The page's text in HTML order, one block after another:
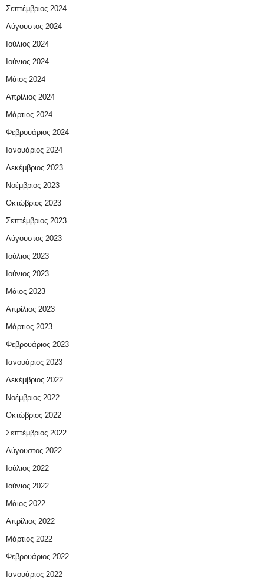
Σεπτέμβριος 2024
Αύγουστος 2024
Ιούλιος 2024
Ιούνιος 2024
Μάιος 2024
Απρίλιος 2024
Μάρτιος 2024
Φεβρουάριος 2024
Ιανουάριος 2024
Δεκέμβριος 2023
Νοέμβριος 2023
Οκτώβριος 2023
Σεπτέμβριος 2023
Αύγουστος 2023
Ιούλιος 2023
Ιούνιος 2023
Μάιος 2023
Απρίλιος 2023
Μάρτιος 2023
Φεβρουάριος 2023
Ιανουάριος 2023
Δεκέμβριος 2022
Νοέμβριος 2022
Οκτώβριος 2022
Σεπτέμβριος 2022
Αύγουστος 2022
Ιούλιος 2022
Ιούνιος 2022
Μάιος 2022
Απρίλιος 2022
Μάρτιος 2022
Φεβρουάριος 2022
Ιανουάριος 2022